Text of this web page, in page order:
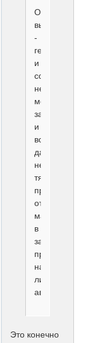
Отличный
выход
-
генератор...
и
совсем
немного
места
занимает,
и
вовсе
даже
не
тяжело
принести
от
машины
в
зал,
при
наличии
личного
Это конечно